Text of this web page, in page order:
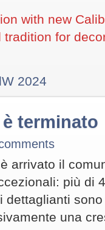
with new
for
2024
terminato
arrivato il
più di
dettaglianti
una